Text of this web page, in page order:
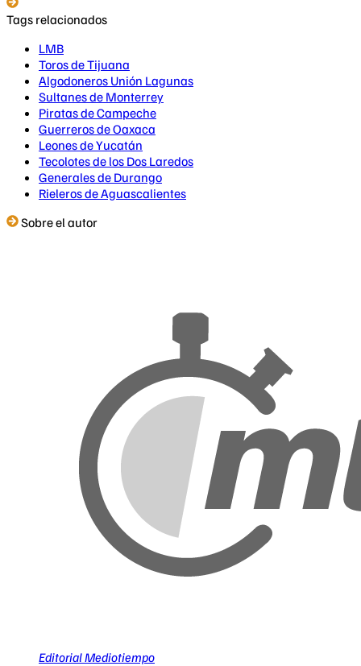
Tags relacionados
LMB
Toros de Tijuana
Algodoneros Unión Lagunas
Sultanes de Monterrey
Piratas de Campeche
Guerreros de Oaxaca
Leones de Yucatán
Tecolotes de los Dos Laredos
Generales de Durango
Rieleros de Aguascalientes
Sobre el autor
Editorial Mediotiempo